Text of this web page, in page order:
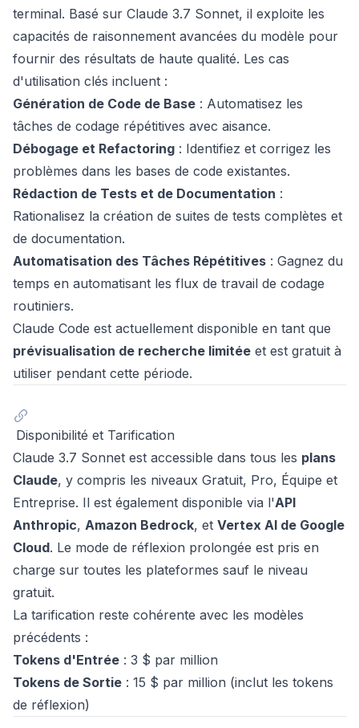
terminal. Basé sur Claude 3.7 Sonnet, il exploite les
capacités de raisonnement avancées du modèle pour
fournir des résultats de haute qualité. Les cas
d'utilisation clés incluent :
Génération de Code de Base : Automatisez les
tâches de codage répétitives avec aisance.
Débogage et Refactoring : Identifiez et corrigez les
problèmes dans les bases de code existantes.
Rédaction de Tests et de Documentation :
Rationalisez la création de suites de tests complètes et
de documentation.
Automatisation des Tâches Répétitives : Gagnez du
temps en automatisant les flux de travail de codage
routiniers.
Claude Code est actuellement disponible en tant que
prévisualisation de recherche limitée et est gratuit à
utiliser pendant cette période.
Disponibilité et Tarification
Claude 3.7 Sonnet est accessible dans tous les plans
Claude, y compris les niveaux Gratuit, Pro, Équipe et
Entreprise. Il est également disponible via l'API
Anthropic, Amazon Bedrock, et Vertex AI de Google
Cloud. Le mode de réflexion prolongée est pris en
charge sur toutes les plateformes sauf le niveau
gratuit.
La tarification reste cohérente avec les modèles
précédents :
Tokens d'Entrée : 3 $ par million
Tokens de Sortie : 15 $ par million (inclut les tokens
de réflexion)